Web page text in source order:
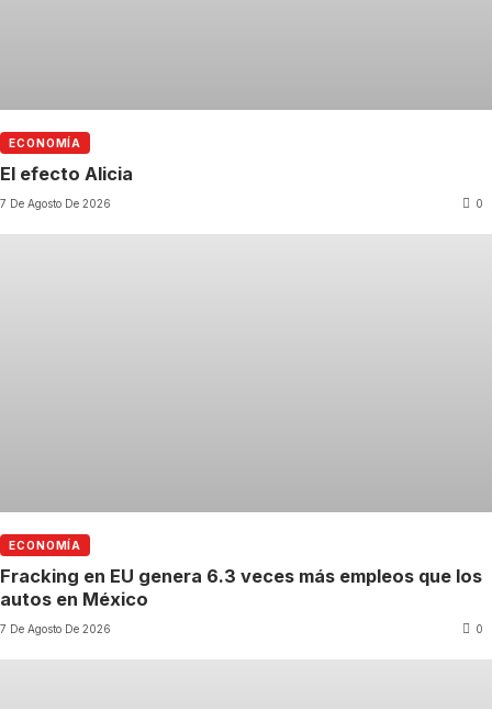
ECONOMÍA
El efecto Alicia
7 De Agosto De 2026 0
ECONOMÍA
Fracking en EU genera 6.3 veces más empleos que los
autos en México
7 De Agosto De 2026 0